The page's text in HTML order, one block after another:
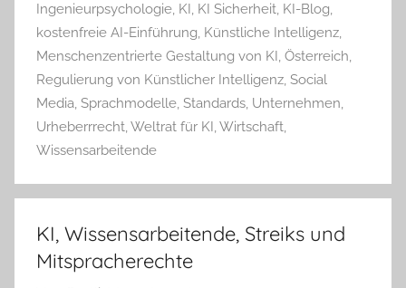
Ingenieurpsychologie, KI, KI Sicherheit, KI-Blog,
kostenfreie AI-Einführung, Künstliche Intelligenz,
Menschenzentrierte Gestaltung von KI, Österreich,
Regulierung von Künstlicher Intelligenz, Social
Media, Sprachmodelle, Standards, Unternehmen,
Urheberrrecht,Weltrat für KI,Wirtschaft,
Wissensarbeitende
KI, Wissensarbeitende, Streiks und
Mitspracherechte